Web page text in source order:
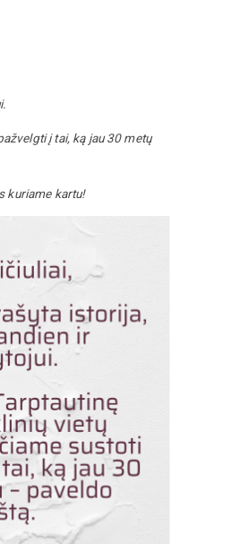
į tai, ką jau 30 metų
kuriame kartu!